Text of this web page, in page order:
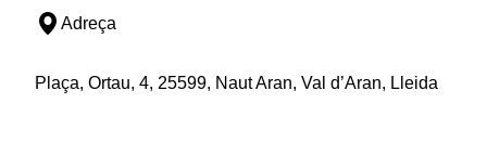
Adreça
Plaça, Ortau, 4, 25599, Naut Aran, Val d’Aran, Lleida